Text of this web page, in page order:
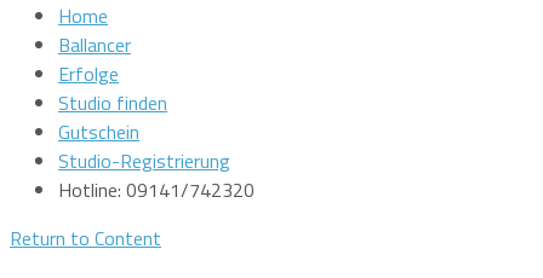
Home
Ballancer
Erfolge
Studio finden
Gutschein
Studio-Registrierung
Hotline: 09141/742320
Return to Content